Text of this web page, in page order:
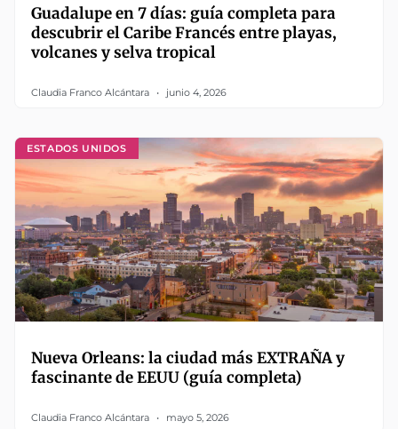
Guadalupe en 7 días: guía completa para
descubrir el Caribe Francés entre playas,
volcanes y selva tropical
Claudia Franco Alcántara junio 4, 2026
ESTADOS UNIDOS
Nueva Orleans: la ciudad más EXTRAÑA y
fascinante de EEUU (guía completa)
Claudia Franco Alcántara mayo 5, 2026